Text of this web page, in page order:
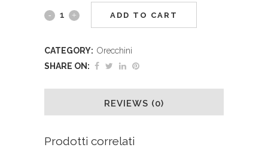
ADD TO CART
CATEGORY: Orecchini
SHARE ON:
REVIEWS (0)
Prodotti correlati